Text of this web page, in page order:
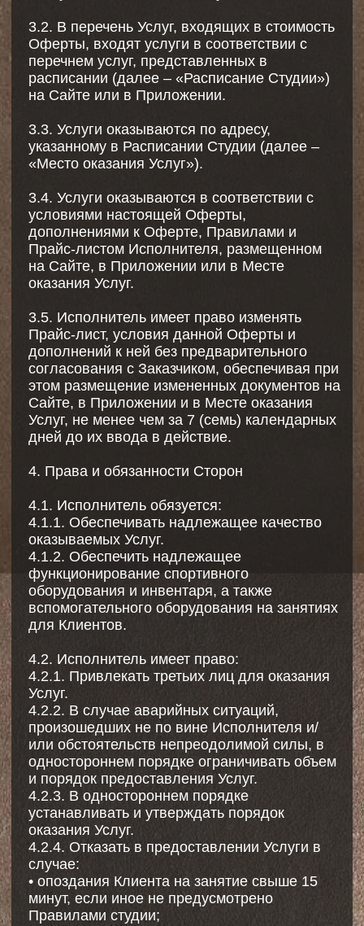
осознании рисков.
• Несовершеннолетние (лица до 18 лет):
допускаются к занятиям только в
присутствии или с письменного согласия
(заявления) законного представителя,
которое включает в себя ознакомление с
рисками и принятие ответственности.
обязаны предоставить заключение врача об
отсутствии противопоказаний и пройти
вводный инструктаж с тренером.
оплачивать Услуги.
4.3.2. Соблюдать Правила Студии.
4.3.3. Следовать рекомендациям Тренера в
ходе оказания Услуг.
4.3.4. Бережно относиться к оборудованию и
иному имуществу Исполнителя,
расположенному в Месте оказания Услуг.
4.3.5. Своевременно информировать
состоянии своего здоровья, полученных
травмах, беременности и иных
обстоятельствах, которые могут повлиять на
безопасность во время занятия.
4.3.6. Не приступать к занятию при плохом
самочувствии.
4.4. Заказчик/Клиент имеет право:
4.4.1. Пользоваться Услугами.
4.4.2. Получать информационные рассылки
от Исполнителя.
4.4.3. Осуществлять бронирование и
4.4.4. Отменить или перенести
забронированную Услугу не позднее, чем за
оплата возвращается в полном объёме тем
же способом, каким была оплачена услуга (в
случае оплаты банковской картой будет
возвращена на карту в течение 10 (десяти)
календарных дней, в случае приобретения
абонемента (клип-карты) занятие будет
возвращено на баланс абонемента).
В случае несвоевременного
информирования Исполнителя об отмене
или переносе Забронированной Услуги и
списывается с баланса. При наличии
подтвержденная справкой, экстренные
обстоятельства) Заказчик может обратиться с
письменным заявлением о рассмотрении
возможности заморозки или переноса
занятия.
4.4.5. По согласованию с Исполнителем,
передать право получения Услуги третьему
лицу.
4.4.6. Осуществить возврат стоимости
оплаченной Услуги, в случае невозможности
предоставления Услуг (полностью или
частично) Исполнителем из-за плохих
погодных условий, реконструкции, ремонта
здания или отдельной его части, на
территории которых оказываются Услуги,
отключений энергии, водоснабжения (в том
числе снабжения горячей водой), в том
числе плановых, а также вследствие иных
обстоятельств, в том числе обстоятельств
форс-мажора.
5. Стоимость Услуг, порядок расчетов